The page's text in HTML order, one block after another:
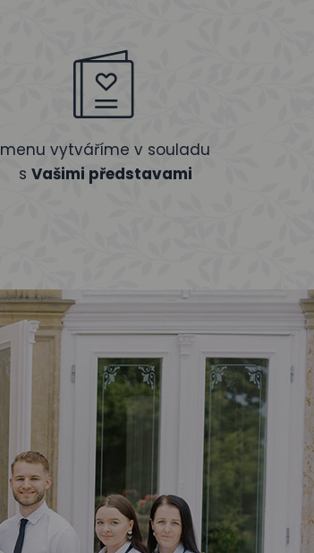
menu vytváříme v souladu
s Vašimi představami